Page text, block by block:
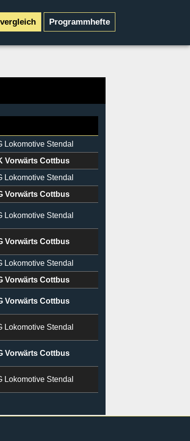
Programmhefte
Lokomotive Stendal
Vorwärts Cottbus
Lokomotive Stendal
Vorwärts Cottbus
Lokomotive Stendal
Vorwärts Cottbus
Lokomotive Stendal
Vorwärts Cottbus
Vorwärts Cottbus
Lokomotive Stendal
Vorwärts Cottbus
Lokomotive Stendal